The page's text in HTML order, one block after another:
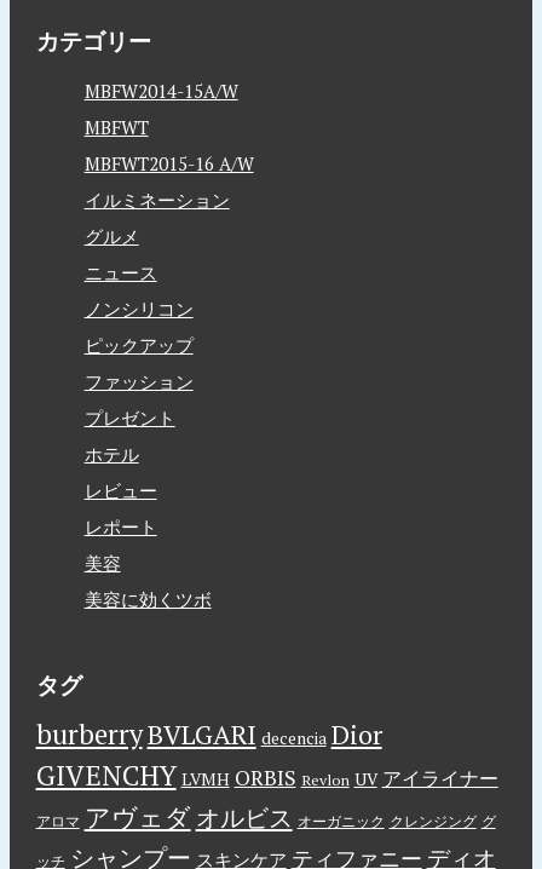
カテゴリー
MBFW2014-15A/W
MBFWT
MBFWT2015-16 A/W
イルミネーション
グルメ
ニュース
ノンシリコン
ピックアップ
ファッション
プレゼント
ホテル
レビュー
レポート
美容
美容に効くツボ
タグ
burberryBVLGARI decencia Dior
GIVENCHY LVMH ORBIS Revlon UV アイライナー
アロマ アヴェダ オルビス オーガニック クレンジング グ
ッチ シャンプー スキンケア ティファニー ディオ